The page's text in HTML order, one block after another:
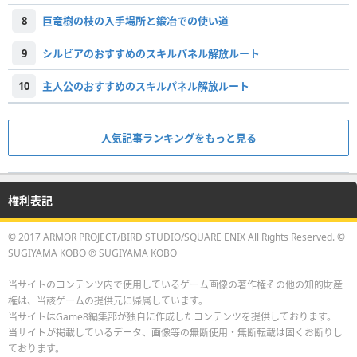
8 巨竜樹の枝の入手場所と鍛冶での使い道
9 シルビアのおすすめのスキルパネル解放ルート
10 主人公のおすすめのスキルパネル解放ルート
人気記事ランキングをもっと見る
権利表記
© 2017 ARMOR PROJECT/BIRD STUDIO/SQUARE ENIX All Rights Reserved. ©
SUGIYAMA KOBO ℗ SUGIYAMA KOBO
当サイトのコンテンツ内で使用しているゲーム画像の著作権その他の知的財産
権は、当該ゲームの提供元に帰属しています。
当サイトはGame8編集部が独自に作成したコンテンツを提供しております。
当サイトが掲載しているデータ、画像等の無断使用・無断転載は固くお断りし
ております。